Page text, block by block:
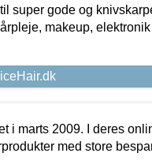
super gode og
makeup,
i marts 2009. I deres
med store